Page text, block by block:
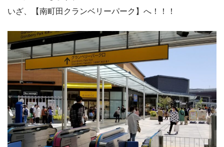
いざ、【南町田クランベリーパーク】へ！！！